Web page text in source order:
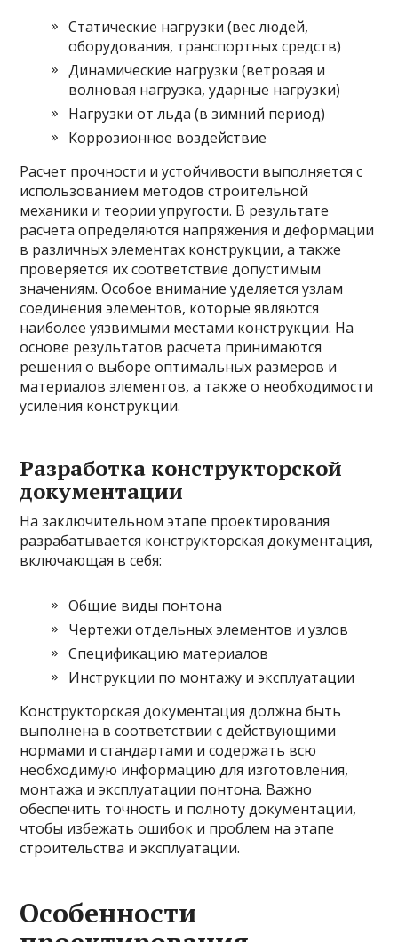
Статические нагрузки (вес людей,
оборудования, транспортных средств)
Динамические нагрузки (ветровая и
волновая нагрузка, ударные нагрузки)
Нагрузки от льда (в зимний период)
Коррозионное воздействие
Расчет прочности и устойчивости выполняется с
использованием методов строительной
механики и теории упругости. В результате
расчета определяются напряжения и деформации
в различных элементах конструкции, а также
проверяется их соответствие допустимым
значениям. Особое внимание уделяется узлам
соединения элементов, которые являются
наиболее уязвимыми местами конструкции. На
основе результатов расчета принимаются
решения о выборе оптимальных размеров и
материалов элементов, а также о необходимости
усиления конструкции.
Разработка конструкторской
документации
На заключительном этапе проектирования
разрабатывается конструкторская документация,
включающая в себя:
Общие виды понтона
Чертежи отдельных элементов и узлов
Спецификацию материалов
Инструкции по монтажу и эксплуатации
Конструкторская документация должна быть
выполнена в соответствии с действующими
нормами и стандартами и содержать всю
необходимую информацию для изготовления,
монтажа и эксплуатации понтона. Важно
обеспечить точность и полноту документации,
чтобы избежать ошибок и проблем на этапе
строительства и эксплуатации.
Особенности